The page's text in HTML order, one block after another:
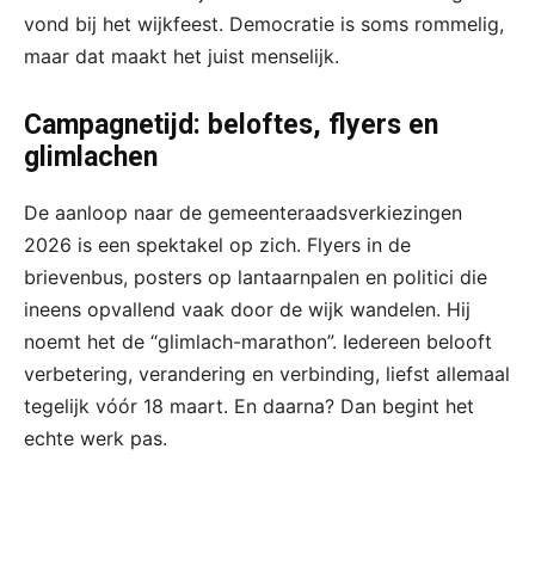
vond bij het wijkfeest. Democratie is soms rommelig,
maar dat maakt het juist menselijk.
Campagnetijd: beloftes, flyers en
glimlachen
De aanloop naar de gemeenteraadsverkiezingen
2026 is een spektakel op zich. Flyers in de
brievenbus, posters op lantaarnpalen en politici die
ineens opvallend vaak door de wijk wandelen. Hij
noemt het de “glimlach-marathon”. Iedereen belooft
verbetering, verandering en verbinding, liefst allemaal
tegelijk vóór 18 maart. En daarna? Dan begint het
echte werk pas.